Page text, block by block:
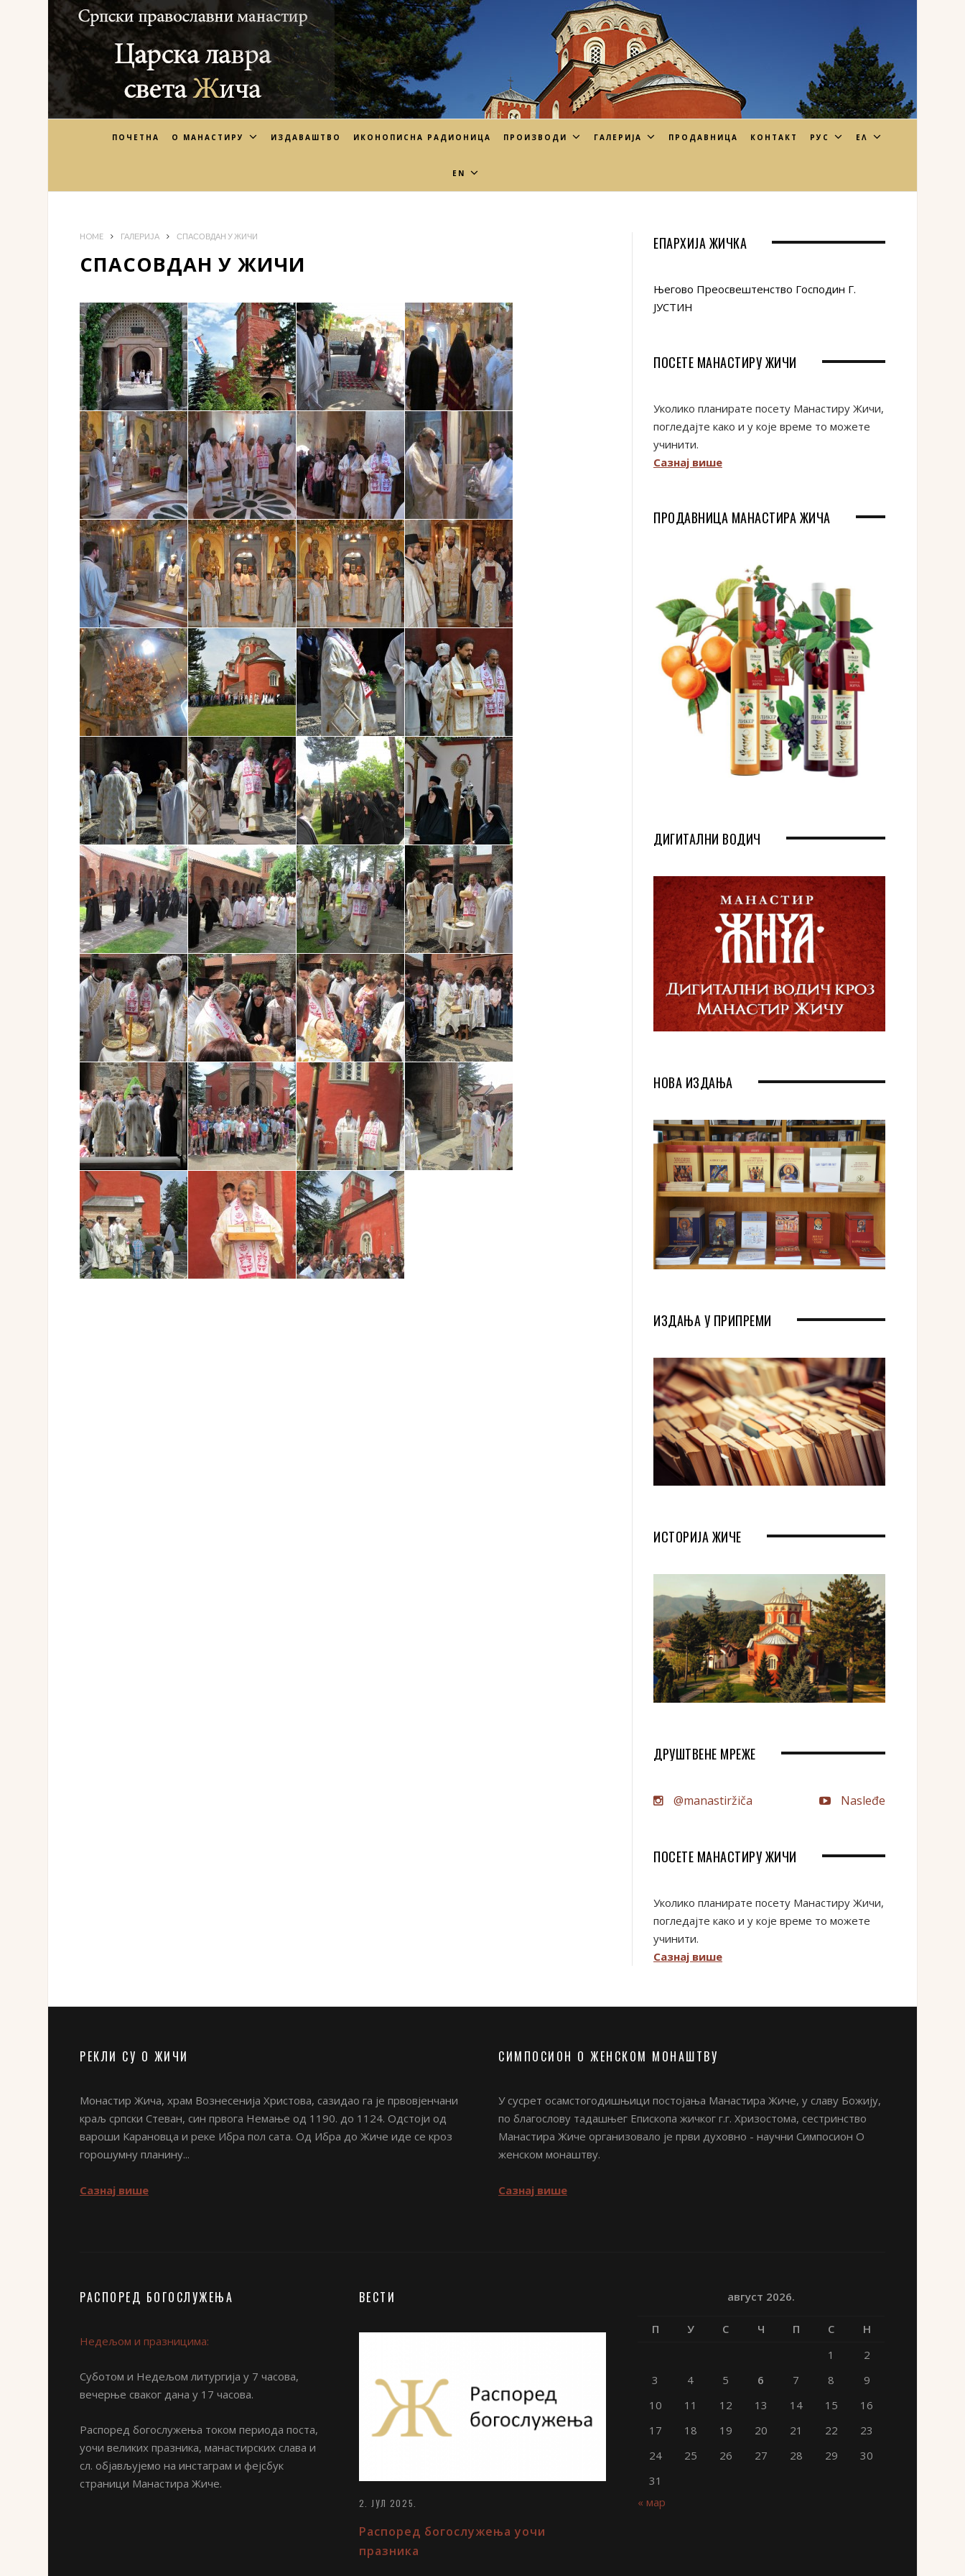
ПОЧЕТНА О МАНАСТИРУ ИЗДАВАШТВО ИКОНОПИСНА РАДИОНИЦА ПРОИЗВОДИ ГАЛЕРИЈА ПРОДАВНИЦА КОНТАКТ РУС ΕΛ
EN
HOME ГАЛЕРИЈА СПАСОВДАН У ЖИЧИ
СПАСОВДАН У ЖИЧИ
ЕПАРХИЈА ЖИЧКА
Његово Преосвештенство Господин Г.
ЈУСТИН
ПОСЕТЕ МАНАСТИРУ ЖИЧИ
Уколико планирате посету Манастиру Жичи,
погледајте како и у које време то можете
учинити.
Сазнај више
ПРОДАВНИЦА МАНАСТИРА ЖИЧА
ДИГИТАЛНИ ВОДИЧ
НОВА ИЗДАЊА
ИЗДАЊА У ПРИПРЕМИ
ИСТОРИЈА ЖИЧЕ
ДРУШТВЕНЕ МРЕЖЕ
@manastiržiča Nasleđe
ПОСЕТЕ МАНАСТИРУ ЖИЧИ
Уколико планирате посету Манастиру Жичи,
погледајте како и у које време то можете
учинити.
Сазнај више
РЕКЛИ СУ О ЖИЧИ
Монастир Жича, храм Вознесенија Христова, сазидао га је првовјенчани
краљ српски Стеван, син првога Немање од 1190. до 1124. Одстоји од
вароши Карановца и реке Ибра пол сата. Од Ибра до Жиче иде се кроз
горошумну планину...
Сазнај више
СИМПОСИОН О ЖЕНСКОМ МОНАШТВУ
У сусрет осамстогодишњици постојања Манастира Жиче, у славу Божију,
по благослову тадашњег Епископа жичког г.г. Хризостома, сестринство
Манастира Жиче организовало је први духовно - научни Симпосион О
женском монаштву.
Сазнај више
РАСПОРЕД БОГОСЛУЖЕЊА
Недељом и празницима:
Суботом и Недељом литургија у 7 часова,
вечерње сваког дана у 17 часова.
Распоред богослужења током периода поста,
уочи великих празника, манастирских слава и
сл. објављујемо на инстаграм и фејсбук
страници Манастира Жиче.
ВЕСТИ
2. ЈУЛ 2025.
Распоред богослужења уочи
празника
август 2026.
П У С Ч П С
Н
1
2
3
4 5 6 7 8
9
10
11 12 13 14 15
16
17
18 19 20 21 22
23
24
25 26 27 28 29
30
31
« мар